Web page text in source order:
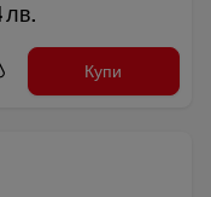
лв.
Купи